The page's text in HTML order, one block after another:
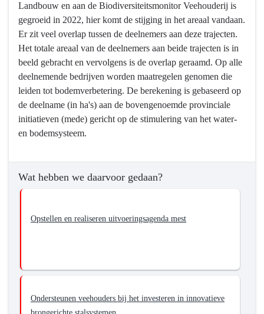
Landbouw en aan de Biodiversiteitsmonitor Veehouderij is
gegroeid in 2022, hier komt de stijging in het areaal vandaan.
Er zit veel overlap tussen de deelnemers aan deze trajecten.
Het totale areaal van de deelnemers aan beide trajecten is in
beeld gebracht en vervolgens is de overlap geraamd. Op alle
deelnemende bedrijven worden maatregelen genomen die
leiden tot bodemverbetering. De berekening is gebaseerd op
de deelname (in ha's) aan de bovengenoemde provinciale
initiatieven (mede) gericht op de stimulering van het water-
en bodemsysteem.
Wat hebben we daarvoor gedaan?
Opstellen en realiseren uitvoeringsagenda mest
Ondersteunen veehouders bij het investeren in innovatieve